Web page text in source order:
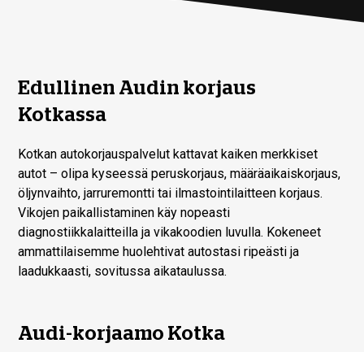
Edullinen Audin korjaus
Kotkassa
Kotkan autokorjauspalvelut kattavat kaiken merkkiset
autot – olipa kyseessä peruskorjaus, määräaikaiskorjaus,
öljynvaihto, jarruremontti tai ilmastointilaitteen korjaus.
Vikojen paikallistaminen käy nopeasti
diagnostiikkalaitteilla ja vikakoodien luvulla. Kokeneet
ammattilaisemme huolehtivat autostasi ripeästi ja
laadukkaasti, sovitussa aikataulussa.
Audi-korjaamo Kotka